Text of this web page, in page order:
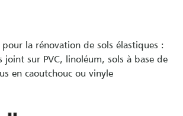
pour la rénovation de sols élastiques :
joint sur PVC, linoléum, sols à base de
en caoutchouc ou vinyle